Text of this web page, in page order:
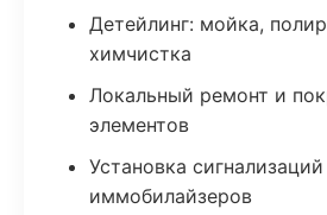
Детейлинг: мойка,
химчистка
Локальный ремонт и
элементов
Установка
иммобилайзеров